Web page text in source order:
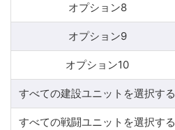
オプション8
オプション9
オプション10
すべての建設ユニットを選択する
すべての戦闘ユニットを選択する